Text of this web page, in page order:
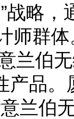
战略
师群体
兰伯
产品
兰伯